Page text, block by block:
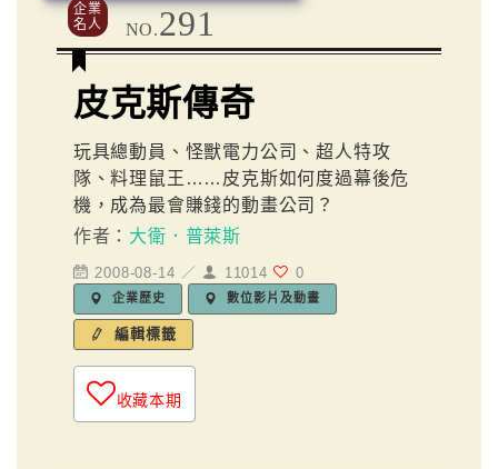
企業
名人
NO.291
皮克斯傳奇
玩具總動員、怪獸電力公司、超人特攻
隊、料理鼠王……皮克斯如何度過幕後危
機，成為最會賺錢的動畫公司？
作者： 大衛．普萊斯
2008-08-14 ／ 11014 0
企業歷史 數位影片及動畫
編輯標籤
收藏本期